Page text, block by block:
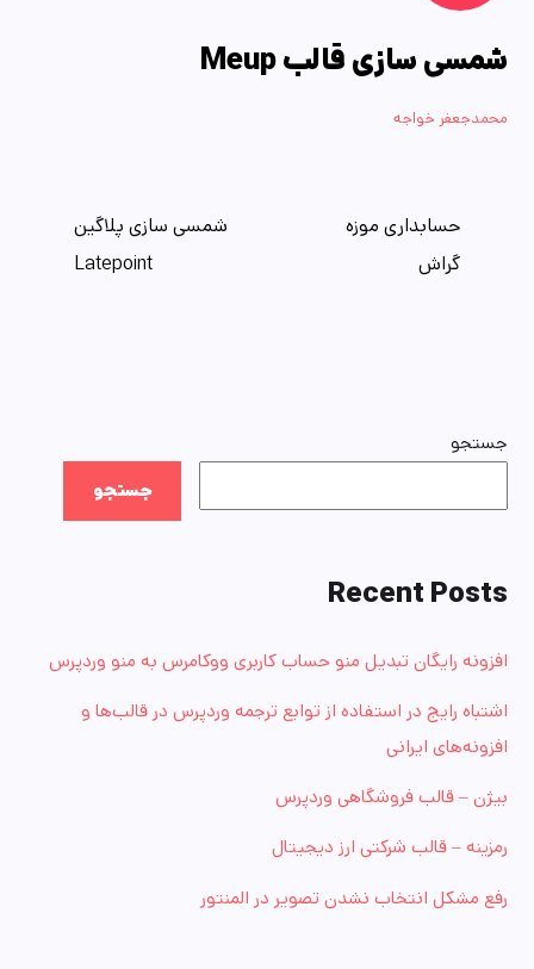
شمسی سازی قالب Meup
محمدجعفر خواجه
حسابداری موزه
گراش
شمسی سازی پلاگین
Latepoint
جستجو
جستجو
Recent Posts
افزونه رایگان تبدیل منو حساب کاربری ووکامرس به منو وردپرس
اشتباه رایج در استفاده از توابع ترجمه وردپرس در قالب‌ها و
افزونه‌های ایرانی
بیژن – قالب فروشگاهی وردپرس
رمزینه – قالب شرکتی ارز دیجیتال
رفع مشکل انتخاب نشدن تصویر در المنتور